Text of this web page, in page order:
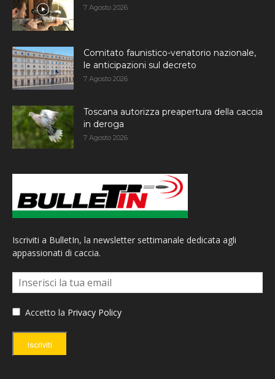
7 Agosto 2026
Comitato faunistico-venatorio nazionale,
le anticipazioni sul decreto
7 Agosto 2026
Toscana autorizza preapertura della caccia
in deroga
7 Agosto 2026
Iscriviti a BulletIn, la newsletter settimanale dedicata agli
appassionati di caccia.
Accetto la Privacy Policy
Iscriviti